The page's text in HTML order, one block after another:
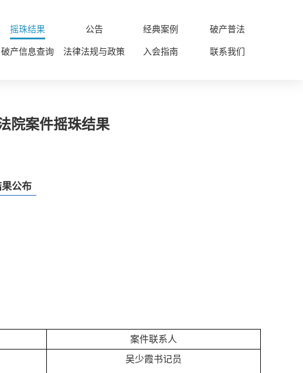
摇珠结果 公告 经典案例
破产普法
破产信息查询 法律法规与政策 入会指南 联系我们
院案件摇珠结果
公布
案件联系人
吴少霞书记员